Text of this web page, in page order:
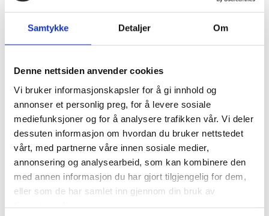
Samtykke Detaljer Om
Denne nettsiden anvender cookies
Vi bruker informasjonskapsler for å gi innhold og
annonser et personlig preg, for å levere sosiale
mediefunksjoner og for å analysere trafikken vår. Vi deler
dessuten informasjon om hvordan du bruker nettstedet
vårt, med partnerne våre innen sosiale medier,
annonsering og analysearbeid, som kan kombinere den
med annen informasjon du har gjort tilgjengelig for dem,
eller som de har samlet inn gjennom din bruk av